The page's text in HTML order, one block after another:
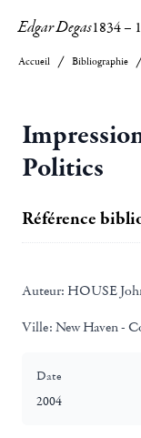
Edgar Degas1834–
Accueil Bibliographie
Politics
Référence
Auteur: HOUSE
Ville: New Haven -
Date
2004